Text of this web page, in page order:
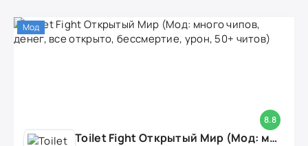
8.8
Мод
Toilet Fight Открытый Мир (Мод: много чипов, денег, все открыто, бессмертие, урон, 50+ читов)